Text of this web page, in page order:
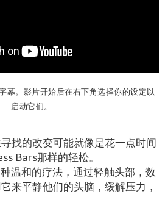
幕。影片开始后在右下角选择你的设定以
启动它们。
找的改变可能就像是花一点时间
Bars那样的轻松。
温和的疗法，通过轻触头部，数
来平静他们的头脑，缓解压力，